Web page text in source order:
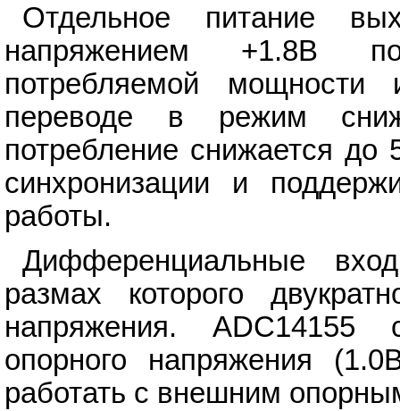
Отдельное питание
напряжением +1.8В
потребляемой
переводе в режим
потребление снижается до
синхронизации и
работы.
Дифференциальные
размах которого
напряжения. ADC14155
опорного напряжения
работать с внешним